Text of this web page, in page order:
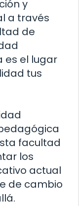
y
a través
de
es el lugar
tus
facultad
los
actual
de cambio